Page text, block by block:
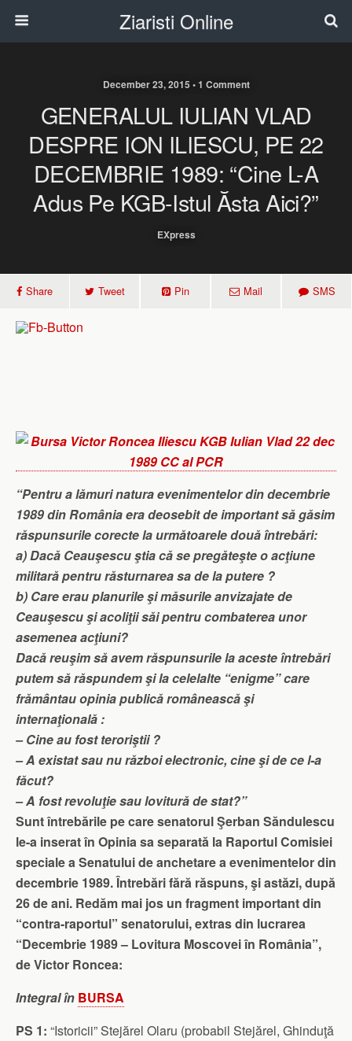
Ziaristi Online
December 23, 2015 • 1 Comment
GENERALUL IULIAN VLAD
DESPRE ION ILIESCU, PE 22
DECEMBRIE 1989: “Cine L-A
Adus Pe KGB-Istul Ăsta Aici?”
EXpress
Share Tweet Pin Mail SMS
“Pentru a lămuri natura evenimentelor din decembrie
1989 din România era deosebit de important să găsim
răspunsurile corecte la următoarele două întrebări:
a) Dacă Ceauşescu ştia că se pregăteşte o acţiune
militară pentru răsturnarea sa de la putere ?
b) Care erau planurile şi măsurile anvizajate de
Ceauşescu şi acoliţii săi pentru combaterea unor
asemenea acţiuni?
Dacă reuşim să avem răspunsurile la aceste întrebări
putem să răspundem şi la celelalte “enigme” care
frământau opinia publică românească şi
internaţională :
– Cine au fost teroriştii ?
– A existat sau nu război electronic, cine şi de ce l-a
făcut?
– A fost revoluţie sau lovitură de stat?”
Sunt întrebările pe care senatorul Şerban Săndulescu
le-a inserat în Opinia sa separată la Raportul Comisiei
speciale a Senatului de anchetare a evenimentelor din
decembrie 1989. Întrebări fără răspuns, şi astăzi, după
26 de ani. Redăm mai jos un fragment important din
“contra-raportul” senatorului, extras din lucrarea
“Decembrie 1989 – Lovitura Moscovei în România”,
de Victor Roncea:
Integral în BURSA
PS 1: “Istoricii” Stejărel Olaru (probabil Stejărel, Ghinduţă